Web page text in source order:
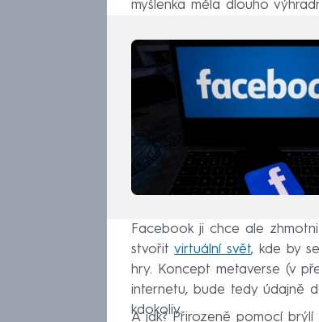
myšlenka měla dlouho
Facebook ji chce ale
stvořit virtuální svět, kde by
hry. Koncept metaverse (v
internetu, bude tedy údajně
kdokoliv.
A jak? Přirozeně pomocí